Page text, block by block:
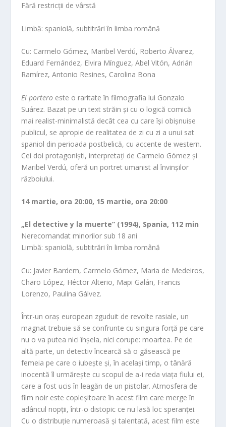
Fără restricții de vârstă
Limbă: spaniolă, subtitrări în limba română
Cu: Carmelo Gómez, Maribel Verdú, Roberto Álvarez,
Eduard Fernández, Elvira Mínguez, Abel Vitón, Adrián
Ramírez, Antonio Resines, Carolina Bona
El portero este o raritate în filmografia lui Gonzalo
Suárez. Bazat pe un text străin și cu o logică comică
mai realist-minimalistă decât cea cu care își obișnuise
publicul, se apropie de realitatea de zi cu zi a unui sat
spaniol din perioada postbelică, cu accente de western.
Cei doi protagoniști, interpretați de Carmelo Gómez și
Maribel Verdú, oferă un portret umanist al învinșilor
războiului.
14 martie, ora 20:00, 15 martie, ora 20:00
„El detective y la muerte” (1994), Spania, 112 min
Nerecomandat minorilor sub 18 ani
Limbă: spaniolă, subtitrări în limba română
Cu: Javier Bardem, Carmelo Gómez, Maria de Medeiros,
Charo López, Héctor Alterio, Mapi Galán, Francis
Lorenzo, Paulina Gálvez.
Într-un oraș european zguduit de revolte rasiale, un
magnat trebuie să se confrunte cu singura forță pe care
nu o va putea nici înșela, nici corupe: moartea. Pe de
altă parte, un detectiv încearcă să o găsească pe
femeia pe care o iubește și, în același timp, o tânără
inocentă îl urmărește cu scopul de a-i reda viața fiului ei,
care a fost ucis în leagăn de un pistolar. Atmosfera de
film noir este copleșitoare în acest film care merge în
adâncul nopții, într-o distopic ce nu lasă loc speranței.
Cu o distribuție numeroasă și talentată, acest film este